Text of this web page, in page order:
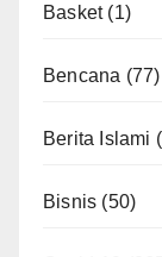
Basket(1)
Bencana (77)
Berita Islami
Bisnis (50)